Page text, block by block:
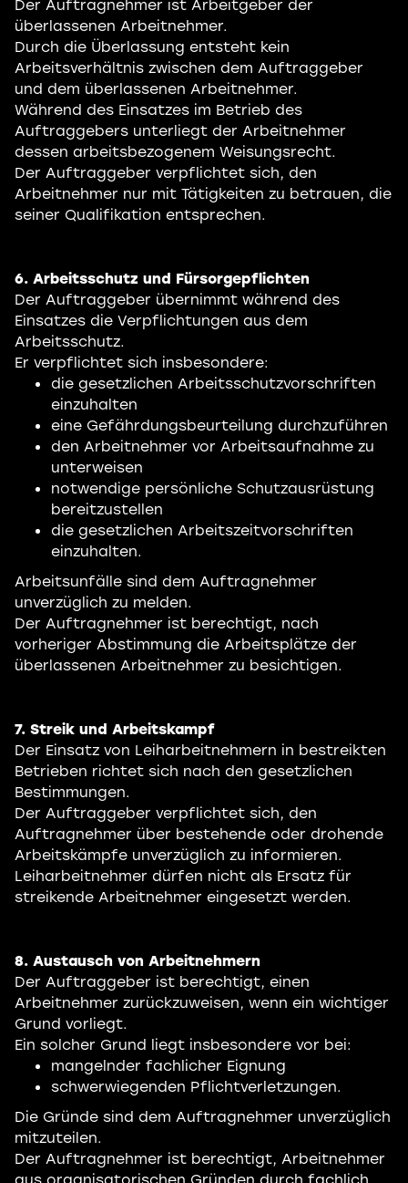
Der Auftragnehmer ist Arbeitgeber der
überlassenen Arbeitnehmer.
Durch die Überlassung entsteht kein
Arbeitsverhältnis zwischen dem Auftraggeber
und dem überlassenen Arbeitnehmer.
Während des Einsatzes im Betrieb des
Auftraggebers unterliegt der Arbeitnehmer
dessen arbeitsbezogenem Weisungsrecht.
Der Auftraggeber verpflichtet sich, den
Arbeitnehmer nur mit Tätigkeiten zu betrauen, die
seiner Qualifikation entsprechen.
6. Arbeitsschutz und Fürsorgepflichten
Der Auftraggeber übernimmt während des
Einsatzes die Verpflichtungen aus dem
Arbeitsschutz.
Er verpflichtet sich insbesondere:
die gesetzlichen Arbeitsschutzvorschriften
einzuhalten
eine Gefährdungsbeurteilung durchzuführen
den Arbeitnehmer vor Arbeitsaufnahme zu
unterweisen
notwendige persönliche Schutzausrüstung
bereitzustellen
die gesetzlichen Arbeitszeitvorschriften
einzuhalten.
Arbeitsunfälle sind dem Auftragnehmer
unverzüglich zu melden.
Der Auftragnehmer ist berechtigt, nach
vorheriger Abstimmung die Arbeitsplätze der
überlassenen Arbeitnehmer zu besichtigen.
7. Streik und Arbeitskampf
Der Einsatz von Leiharbeitnehmern in bestreikten
Betrieben richtet sich nach den gesetzlichen
Bestimmungen.
Der Auftraggeber verpflichtet sich, den
Auftragnehmer über bestehende oder drohende
Arbeitskämpfe unverzüglich zu informieren.
Leiharbeitnehmer dürfen nicht als Ersatz für
streikende Arbeitnehmer eingesetzt werden.
8. Austausch von Arbeitnehmern
Der Auftraggeber ist berechtigt, einen
Arbeitnehmer zurückzuweisen, wenn ein wichtiger
Grund vorliegt.
Ein solcher Grund liegt insbesondere vor bei:
mangelnder fachlicher Eignung
schwerwiegenden Pflichtverletzungen.
Die Gründe sind dem Auftragnehmer unverzüglich
mitzuteilen.
Der Auftragnehmer ist berechtigt, Arbeitnehmer